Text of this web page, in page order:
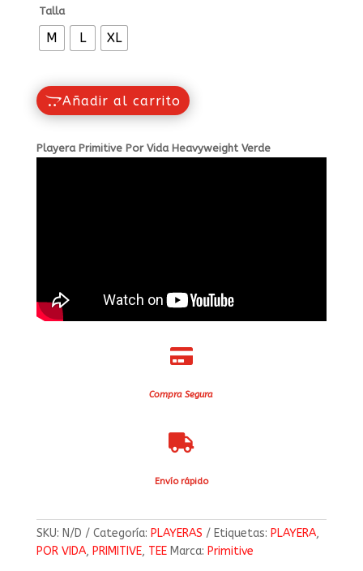
Talla
M L XL
Añadir al carrito
Playera Primitive Por Vida Heavyweight Verde

Compra Segura

Envío rápido
SKU: N/D Categoría: PLAYERAS Etiquetas: PLAYERA,
POR VIDA, PRIMITIVE, TEE Marca: Primitive